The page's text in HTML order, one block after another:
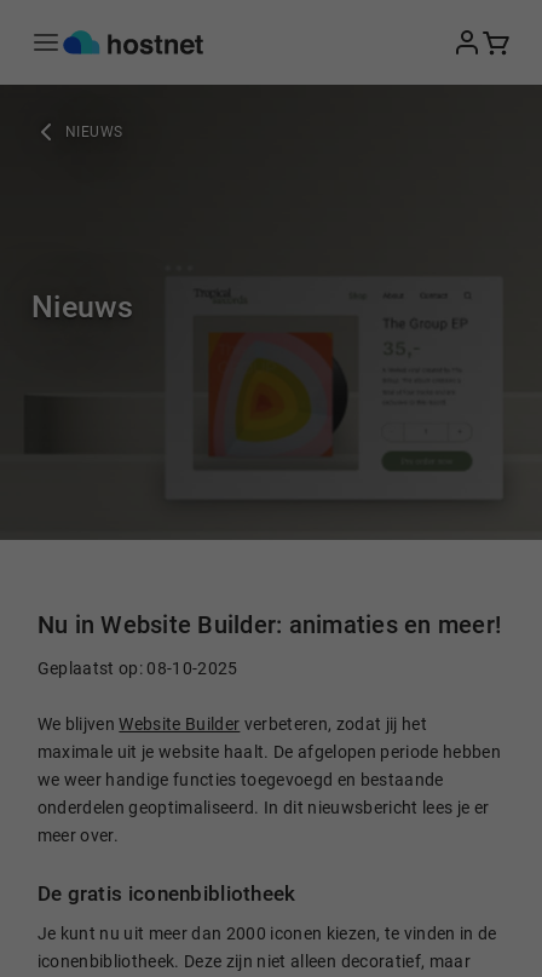
NIEUWS
Nieuws
Nu in Website Builder: animaties en meer!
Geplaatst op: 08-10-2025
We blijvenWebsite Builder verbeteren, zodat jij het
maximale uit je website haalt. De afgelopen periode hebben
we weer handige functies toegevoegd en bestaande
onderdelen geoptimaliseerd. In dit nieuwsbericht lees je er
meer over.
De gratis iconenbibliotheek
Je kunt nu uit meer dan 2000 iconen kiezen, te vinden in de
iconenbibliotheek. Deze zijn niet alleen decoratief, maar